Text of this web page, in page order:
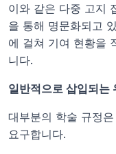
이와 같은 다중 고지
을 통해 명문화되고
에 걸쳐 기여 현황을
니다.
일반적으로 삽입되는
대부분의 학술 규정
요구합니다.